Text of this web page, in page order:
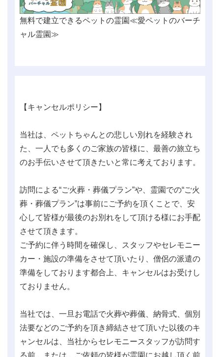
無料で建立できるペットの霊園≪愛ペットのバーチ
ャル霊園≫
【キャンセルポリシー】
当社は、ペットちゃんとの悲しい別れを経験され
た、一人でも多くのご家族の皆様に、最善の旅立ち
のお手伝いさせて頂きたいと常に考えております。
訪問による“ご火葬・葬儀プラン”や、霊園での“ご火
葬・葬儀プラン”は事前にご予約を頂くことで、安
心して皆様が最後のお別れをして頂ける様にお手配
させて頂きます。
ご予約に伴う時間を確保し、スタッフやセレモニー
カー・施設の準備をさせて頂いたり、僧侶の派遣の
準備をしております都合上、キャンセルはお受けし
ておりません。
当社では、一旦お電話で火葬や葬儀、納骨式、個別
法要などのご予約を頂き締結させて頂いた以後のキ
ャンセルは、当社からセレモニースタッフが訪問す
る前、または、ご依頼の皆様が霊園にお越し頂く前